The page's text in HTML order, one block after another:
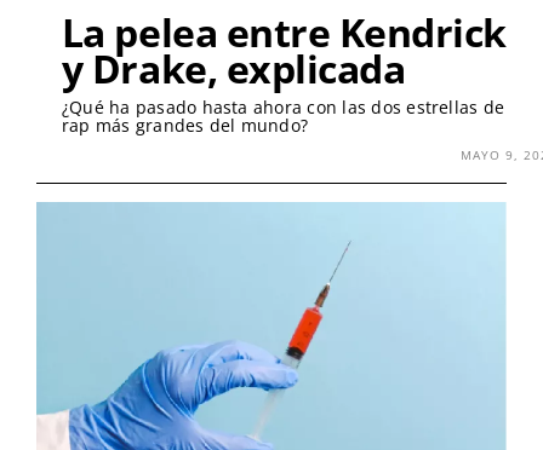
La pelea entre Kendrick
y Drake, explicada
¿Qué ha pasado hasta ahora con las dos estrellas de
rap más grandes del mundo?
MAYO 9,